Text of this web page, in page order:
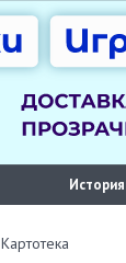
Картотека